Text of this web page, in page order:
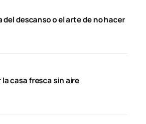
del descanso o el arte de no hacer
casa fresca sin aire